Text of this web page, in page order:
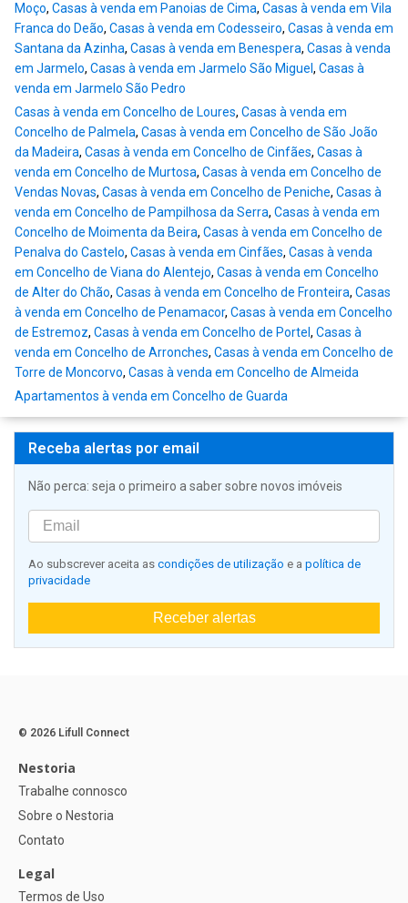
Moço, Casas à venda em Panoias de Cima, Casas à venda em Vila
Franca do Deão, Casas à venda em Codesseiro, Casas à venda em
Santana da Azinha, Casas à venda em Benespera, Casas à venda
em Jarmelo, Casas à venda em Jarmelo São Miguel , Casas à
venda em Jarmelo São Pedro
Casas à venda em Concelho de Loures, Casas à venda em
Concelho de Palmela, Casas à venda em Concelho de São João
da Madeira, Casas à venda em Concelho de Cinfães, Casas à
venda em Concelho de Murtosa, Casas à venda em Concelho de
Vendas Novas, Casas à venda em Concelho de Peniche, Casas à
venda em Concelho de Pampilhosa da Serra, Casas à venda em
Concelho de Moimenta da Beira, Casas à venda em Concelho de
Penalva do Castelo, Casas à venda em Cinfães, Casas à venda
em Concelho de Viana do Alentejo, Casas à venda em Concelho
de Alter do Chão, Casas à venda em Concelho de Fronteira, Casas
à venda em Concelho de Penamacor, Casas à venda em Concelho
de Estremoz, Casas à venda em Concelho de Portel , Casas à
venda em Concelho de Arronches, Casas à venda em Concelho de
Torre de Moncorvo, Casas à venda em Concelho de Almeida
Apartamentos à venda em Concelho de Guarda
Receba alertas por email
Não perca: seja o primeiro a saber sobre novos imóveis
Ao subscrever aceita as condições de utilização e a política de
privacidade
Receber alertas
© 2026 Lifull Connect
Nestoria
Trabalhe connosco
Sobre o Nestoria
Contato
Legal
Termos de Uso